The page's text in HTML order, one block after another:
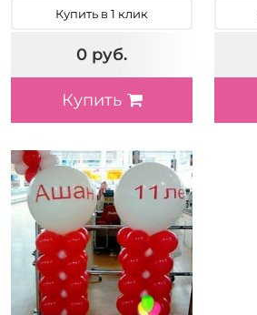
Купить в 1 клик
0 руб.
Купить